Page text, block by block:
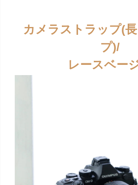
カメラストラップ(
プ)/
レースベー